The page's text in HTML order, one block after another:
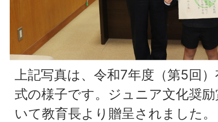
上記写真は、令和7年度（第5回
式の様子です。ジュニア文化奨
いて教育長より贈呈されました。